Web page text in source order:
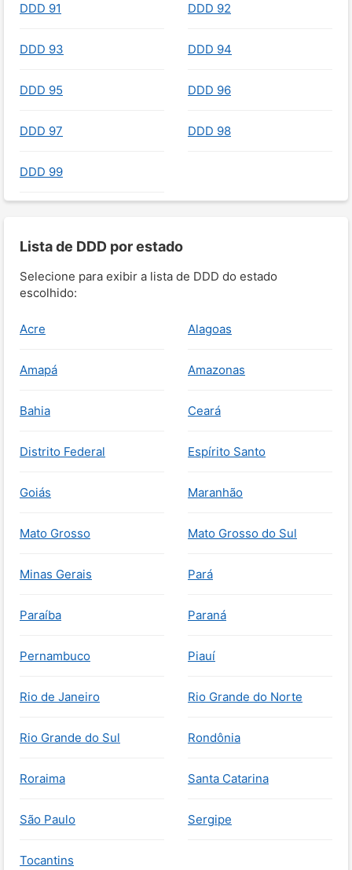
DDD 91 DDD 92
DDD 93 DDD 94
DDD 95 DDD 96
DDD 97 DDD 98
DDD 99
Lista de DDD por estado
Selecione para exibir a lista de DDD do estado
escolhido:
Acre Alagoas
Amapá Amazonas
Bahia Ceará
Distrito Federal Espírito Santo
Goiás Maranhão
Mato Grosso Mato Grosso do Sul
Minas Gerais Pará
Paraíba Paraná
Pernambuco Piauí
Rio de Janeiro Rio Grande do Norte
Rio Grande do Sul Rondônia
Roraima Santa Catarina
São Paulo Sergipe
Tocantins